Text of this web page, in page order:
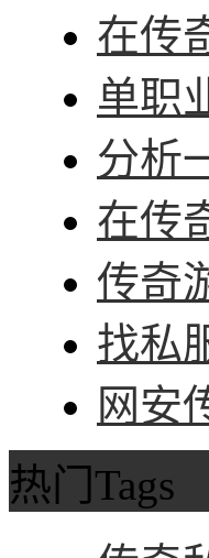
在传
单职
分析
在传
传奇
找私
网安
热门Tags